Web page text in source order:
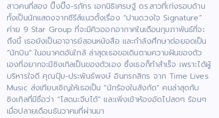
สาวคนที่สอง ปิ๊งปิ๊ง-รภัทร เอกนิธิเศรษฐ์ ดร.สาวที่เก่งรอบด้าน
ทั้งเป็นนักแสดงจากซีรีส์แนวตั้งเรื่อง “ปานดวงใจ Signature”
ค่าย 9 Star Group ที่จะมีคิวออกอากาศในเดือนกุมภาพันธ์ที่จะ
ถึงนี้ เธอยังเป็นอาจารย์สอนหนังสือ และกำลังศึกษาต่อยอดเป็น
“นักบิน” ในอนาคตอันใกล้ ล่าสุดเธอขอเดินตามความฝันของตัว
เองที่อยากจะมีซิงเกิลเป็นของตัวเอง ซึ่งเธอก็ทำสำเร็จ เพราะได้ผู้
บริหารใจดี คุณปุ้ม-ประพันธ์พงษ์ อินทรกสิกร จาก Time Lives
Music ส่งเทียบเชิญให้เธอเป็น “นักร้องในสังกัด” คนล่าสุดกับ
ซิงเกิลที่มีชื่อว่า “โสดนะจีบได้” และเพิ่งเข้าห้องอัดไปสดๆ ร้อนๆ
เมื่อปลายเดือนธันวาคมที่ผ่านมา